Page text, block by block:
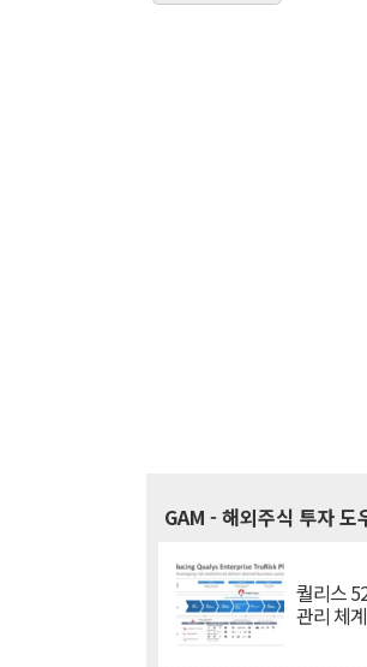
GAM - 해외주식 투자 도
퀄리스
관리 체